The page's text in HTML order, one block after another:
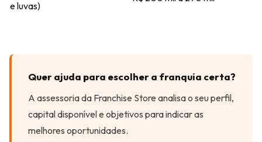
e luvas)
Quer ajuda para escolher a franquia certa?
A assessoria da Franchise Store analisa o seu perfil,
capital disponível e objetivos para indicar as
melhores oportunidades.